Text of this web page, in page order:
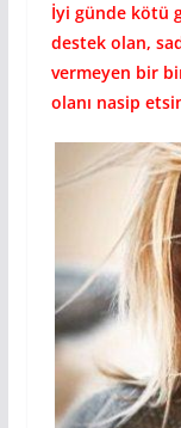
İyi günde kötü
destek olan,
vermeyen bir
olanı nasip